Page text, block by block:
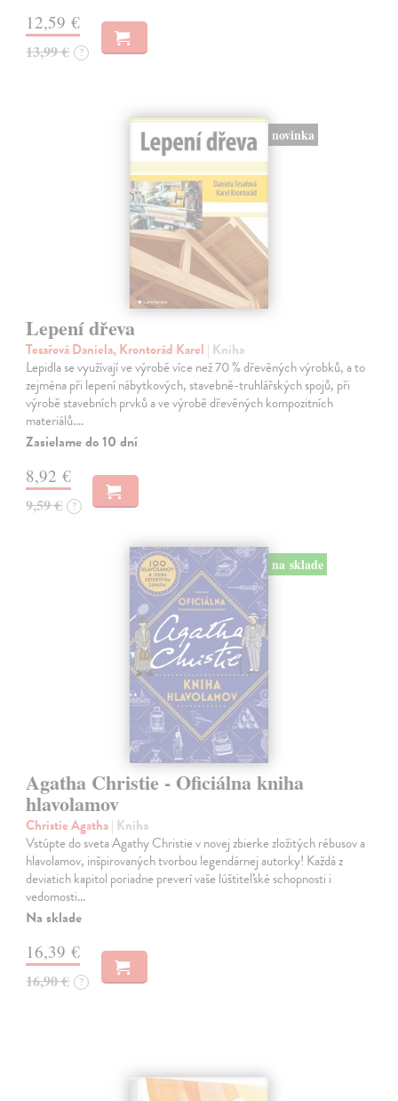
12,59 €
13,99 € ?
novinka
Lepení dřeva
Tesařová Daniela, Krontorád Karel | Kniha
Lepidla se využívají ve výrobě více než 70 % dřevěných výrobků, a to
zejména při lepení nábytkových, stavebně-truhlářských spojů, při
výrobě stavebních prvků a ve výrobě dřevěných kompozitních
materiálů.…
Zasielame do 10 dní
8,92 €
9,59 € ?
na sklade
Agatha Christie - Oficiálna kniha
hlavolamov
Christie Agatha| Kniha
Vstúpte do sveta Agathy Christie v novej zbierke zložitých rébusov a
hlavolamov, inšpirovaných tvorbou legendárnej autorky! Každá z
deviatich kapitol poriadne preverí vaše lúštiteľské schopnosti i
vedomosti…
Na sklade
16,39 €
16,90 € ?